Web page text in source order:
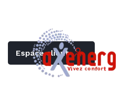
Espace client